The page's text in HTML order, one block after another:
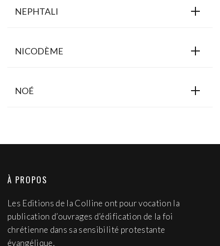
NEPHTALI
NICODÈME
NOÉ
À PROPOS
Les Editions de la Colline ont pour vocation la
publication d’ouvrages d’édification de la foi
chrétienne dans sa sensibilité protestante
évangélique.